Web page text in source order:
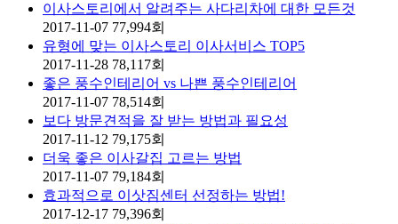
이사스토리에서 알려주는 사다리차에 대한 모든것
2017-11-07 77,994회
유형에 맞는 이사스토리 이사서비스 TOP5
2017-11-28 78,117회
좋은 풍수인테리어 vs 나쁜 풍수인테리어
2017-11-07 78,514회
보다 방문견적을 잘 받는 방법과 필요성
2017-11-12 79,175회
더욱 좋은 이사갈집 고르는 방법
2017-11-07 79,184회
효과적으로 이삿짐센터 선정하는 방법!
2017-12-17 79,396회